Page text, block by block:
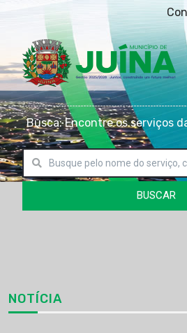
Busca: Encontre os serviços
BUSCAR
NOTÍCIA